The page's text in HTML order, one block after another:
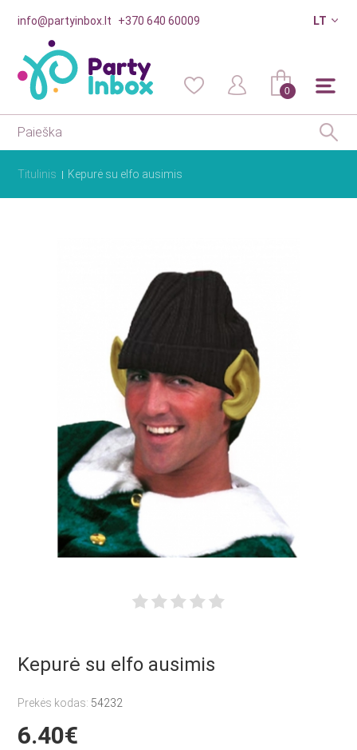
info@partyinbox.lt +370 640 60009 LT
0
Titulinis Kepurė su elfo ausimis
Kepurė su elfo ausimis
Prekės kodas: 54232
6.40€